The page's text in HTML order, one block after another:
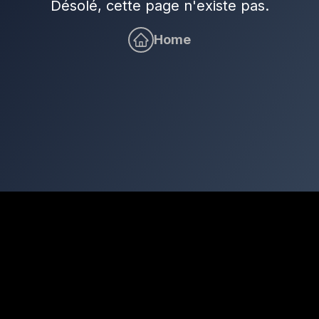
Désolé, cette page n'existe pas.
Home